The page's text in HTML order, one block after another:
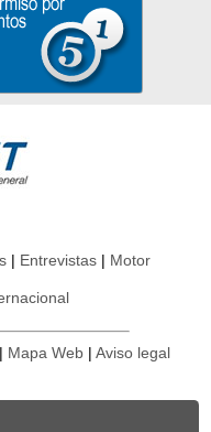
Entrevistas Motor
Mapa Web Aviso legal